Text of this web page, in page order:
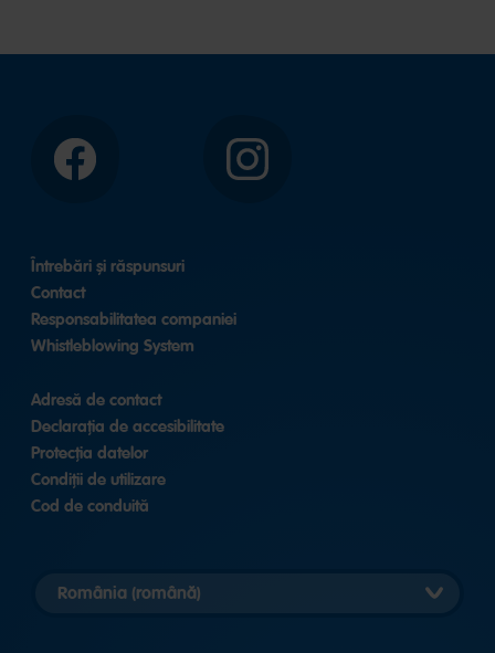
Facebook Instagram
Întrebări și răspunsuri
Contact
Responsabilitatea companiei
Whistleblowing System
Adresă de contact
Declarația de accesibilitate
Protecția datelor
Condiții de utilizare
Cod de conduită